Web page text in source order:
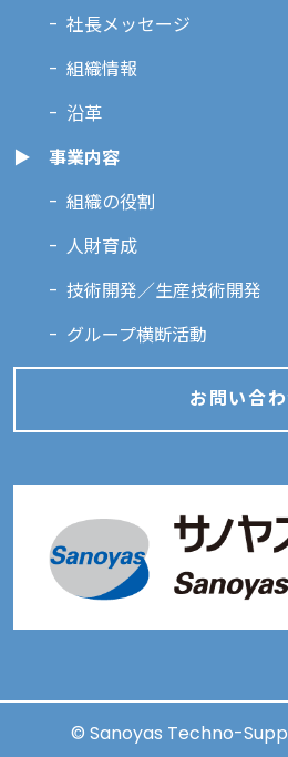
社長メッセージ
組織情報
沿革
事業内容
組織の役割
人財育成
技術開発／生産技術開発
グループ横断活動
お問い合
© Sanoyas Techno-